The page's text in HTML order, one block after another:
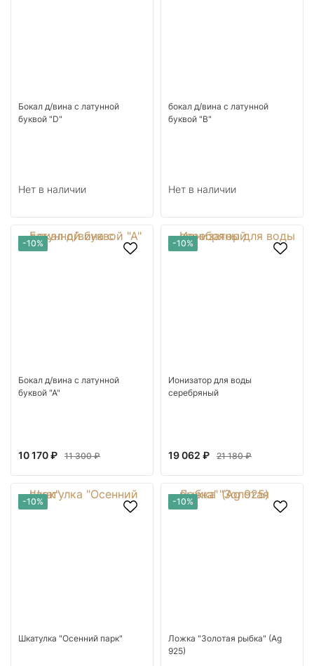
Бокал д/вина с латунной
буквой "D"
Нет в наличии
бокал д/вина с латунной
буквой "B"
Нет в наличии
-10%
Бокал д/вина с латунной
буквой "А"
10 170 ₽ 11 300 ₽
-10%
Ионизатор для воды
серебряный
19 062 ₽ 21 180 ₽
-10%
Шкатулка "Осенний парк"
-10%
Ложка "Золотая рыбка" (Ag
925)